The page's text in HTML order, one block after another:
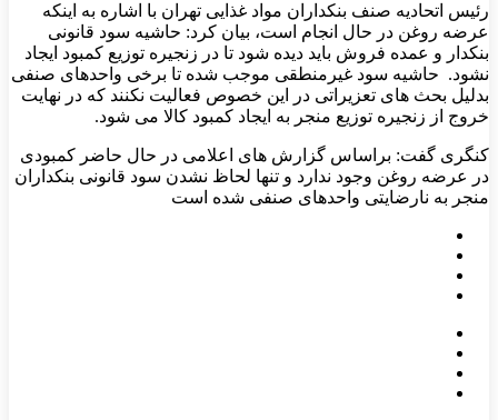
رئیس اتحادیه صنف بنکداران مواد غذایی تهران با اشاره به اینکه
عرضه روغن در حال انجام است، بیان کرد: حاشیه سود قانونی
بنکدار و عمده فروش باید دیده شود تا در زنجیره توزیع کمبود ایجاد
نشود. حاشیه سود غیرمنطقی موجب شده تا برخی واحدهای صنفی
بدلیل بحث های تعزیراتی در این خصوص فعالیت نکنند که در نهایت
خروج از زنجیره توزیع منجر به ایجاد کمبود کالا می شود.
کنگری گفت: براساس گزارش های اعلامی در حال حاضر کمبودی
در عرضه روغن وجود ندارد و تنها لحاظ نشدن سود قانونی بنکداران
منجر به نارضایتی واحدهای صنفی شده است